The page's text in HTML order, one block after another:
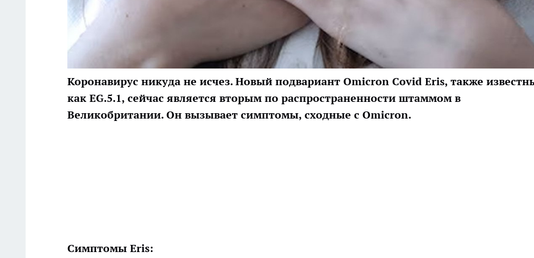
Коронавирус никуда не исчез. Новый подвариант Omicron Covid Eris, также
как EG.5.1, сейчас является вторым по распространенности штаммом в
Великобритании. Он вызывает симптомы, сходные с Omicron.
Симптомы Eris: